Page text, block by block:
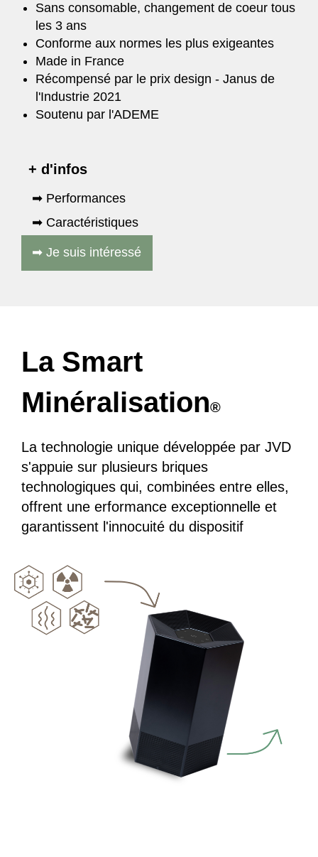
Sans consomable, changement de coeur tous
les 3 ans
Conforme aux normes les plus exigeantes
Made in France
Récompensé par le prix design - Janus de
l'Industrie 2021
Soutenu par l'ADEME
+ d'infos
➡ Performances
➡ Caractéristiques
➡ Je suis intéressé
La Smart
Minéralisation®
La technologie unique développée par JVD
s'appuie sur plusieurs briques
technologiques qui, combinées entre elles,
offrent une erformance exceptionnelle et
garantissent l'innocuité du dispositif